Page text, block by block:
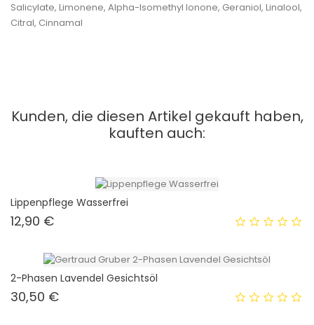
Salicylate, Limonene, Alpha-Isomethyl Ionone, Geraniol, Linalool,
Citral, Cinnamal
Kunden, die diesen Artikel gekauft haben,
kauften auch:
Lippenpflege Wasserfrei
12,90 €Preis
2-Phasen Lavendel Gesichtsöl
30,50 €Preis